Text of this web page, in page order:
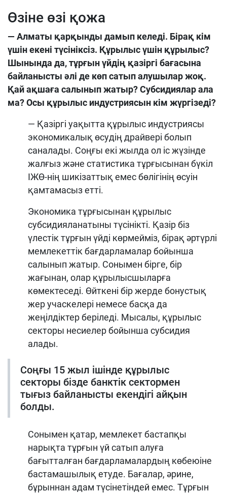
Өзіне өзі қожа
— Алматы қарқынды дамып келеді. Бірақ кім
үшін екені түсініксіз. Құрылыс үшін құрылыс?
Шынында да, тұрғын үйдің қазіргі бағасына
байланысты әлі де көп сатып алушылар жоқ.
Қай ақшаға салынып жатыр? Субсидиялар ала
ма? Осы құрылыс индустриясын кім жүргізеді?
— Қазіргі уақытта құрылыс индустриясы
экономикалық өсудің драйвері болып
саналады. Соңғы екі жылда ол іс жүзінде
жалғыз және статистика тұрғысынан бүкіл
ІЖӨ-нің шикізаттық емес бөлігінің өсуін
қамтамасыз етті.
Экономика тұрғысынан құрылыс
субсидияланатыны түсінікті. Қазір біз
үлестік тұрғын үйді көрмейміз, бірақ әртүрлі
мемлекеттік бағдарламалар бойынша
салынып жатыр. Сонымен бірге, бір
жағынан, олар құрылысшыларға
көмектеседі. Өйткені бір жерде бонустық
жер учаскелері немесе басқа да
жеңілдіктер беріледі. Мысалы, құрылыс
секторы несиелер бойынша субсидия
алады.
Соңғы 15 жыл ішінде құрылыс
секторы бізде банктік сектормен
тығыз байланысты екендігі айқын
болды.
Сонымен қатар, мемлекет бастапқы
нарықта тұрғын үй сатып алуға
бағытталған бағдарламалардың көбеюіне
бастамашылық етуде. Бағалар, әрине,
бұрыннан адам түсінетіндей емес. Тұрғын